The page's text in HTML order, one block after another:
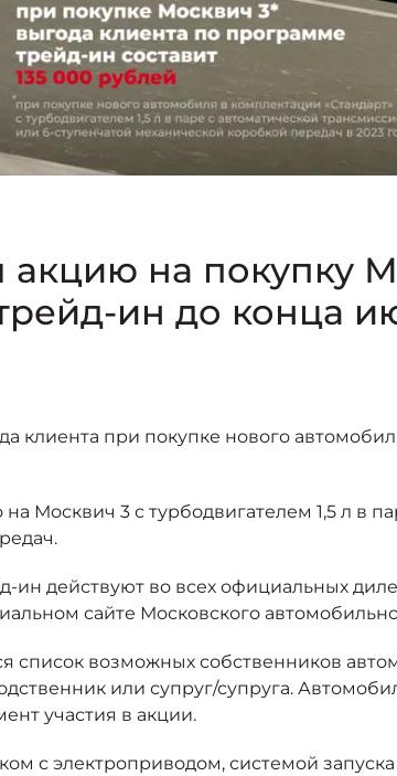
на покупку
ин до конца
клиента при покупке нового
Москвич 3 с турбодвигателем 1,5 л в
действуют во всех официальных
сайте Московского
список возможных собственников
или супруг/супруга.
участия в акции.
с электроприводом, системой